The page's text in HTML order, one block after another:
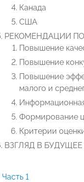
Канада
США
РЕКОМЕНДАЦИИ
Повышение
Повышение
Повышение
малого и
Формирование
Критерии
ВЗГЛЯД В
Часть 1